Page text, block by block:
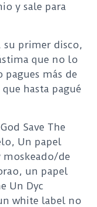
y sale para
su primer disco,
que no lo
pagues más de
hasta pagué
Save The
Un papel
moskeado/de
un papel
Un Dyc
white label no